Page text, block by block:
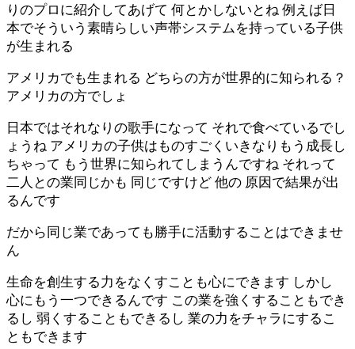
りのプロに紹介してあげて 何とかしないとね 例えば日
本でそういう素晴らしい声帯システムを持っている子供
が生まれる
アメリカでも生まれる どちらの方が世界的に知られる？
アメリカの方でしょ
日本ではそれなりの歌手になって それで食べているでし
ょうね アメリカの子供はものすごくいきなりもう成長し
ちゃって もう世界に知られてしまうんですね それって
二人との業同じかも 同じですけど 他の 原因で結果が出
るんです
だから同じ業であっても勝手に活動することはできませ
ん
生命を創生する力をなくすことも心にできます しかし
心にもう一つできるんです この業を強くすることもでき
るし 弱くすることもできるし 業の力をチャラにするこ
ともできます